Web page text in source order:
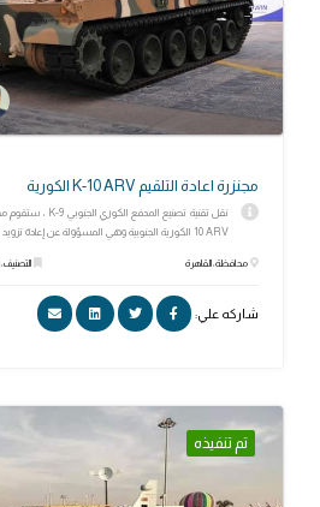
مجنزرة اعادة التلقيم K-10 ARV الكورية
10 ARV الكورية الجنوبية وهي المسؤولة عن إعادة تزويد المدفع K-9...
محافظة: القاهرة التصنيف: قوات مسلحة
شاركه علي:
تم تنفيذه